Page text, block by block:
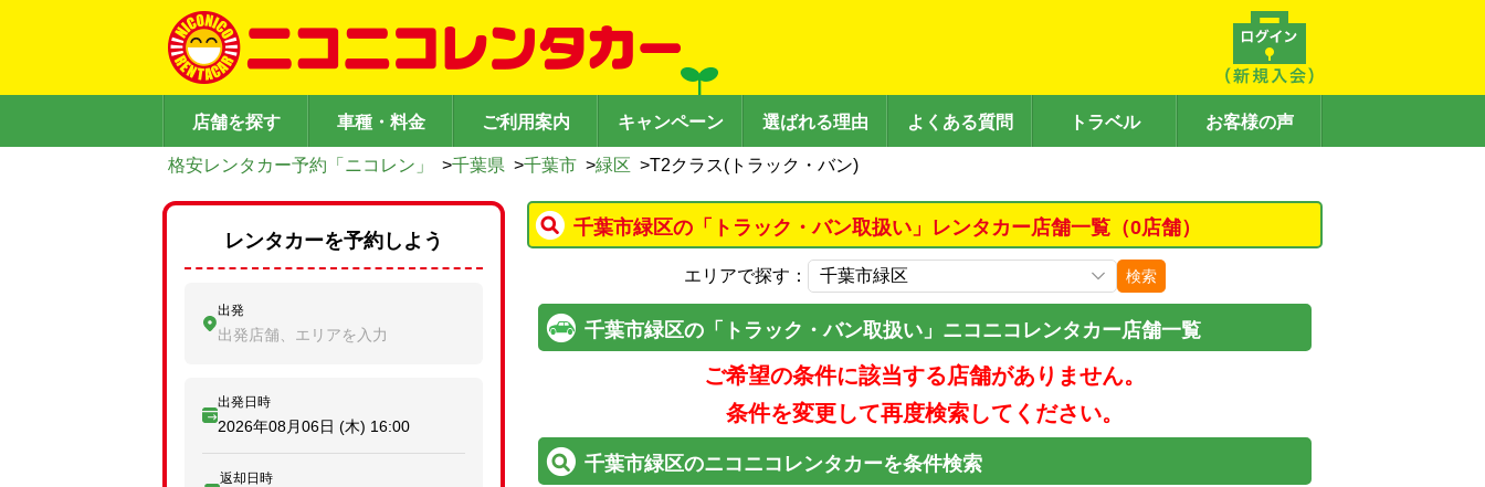
店舗を探す 車種・料金 ご利用案内 キャンペーン 選ばれる理由 よくある質問 トラベル お客様の声
格安レンタカー予約「ニコレン」 >千葉県 >千葉市 >緑区 >T2クラス(トラック・バン)
千葉市緑区の「トラック・バン取扱い」レンタカー店舗一覧（0店舗）
エリアで探す： 検索
千葉市緑区の「トラック・バン取扱い」ニコニコレンタカー店舗一覧
ご希望の条件に該当する店舗がありません。
条件を変更して再度検索してください。
千葉市緑区のニコニコレンタカーを条件検索
レンタカーを予約しよう
出発
出発店舗、エリアを入力
出発日時
2026年08月06日 (木) 16:00
返却日時